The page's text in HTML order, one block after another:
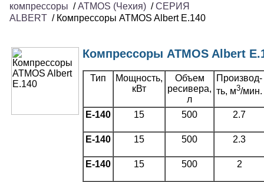
компрессоры /ATMOS (Чехия) /СЕРИЯ
ALBERT / Компрессоры ATMOS Albert E.140
Компрессоры ATMOS Albert
Тип
Мощность,
кВт
Объем
ресивера,
л
Производ-
ть, м3/мин.
Е-140 15 500 2.7
Е-140 15 500 2.3
Е-140 15 500 2